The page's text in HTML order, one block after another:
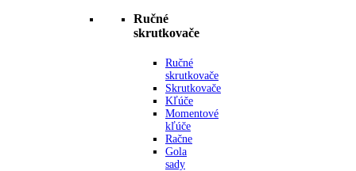
Ručné
skrutkovače
Ručné
skrutkovače
Skrutkovače
Kľúče
Momentové
kľúče
Račne
Gola
sady